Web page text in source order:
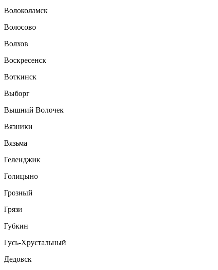
Волоколамск
Волосово
Волхов
Воскресенск
Воткинск
Выборг
Вышний Волочек
Вязники
Вязьма
Геленджик
Голицыно
Грозный
Грязи
Губкин
Гусь-Хрустальный
Дедовск